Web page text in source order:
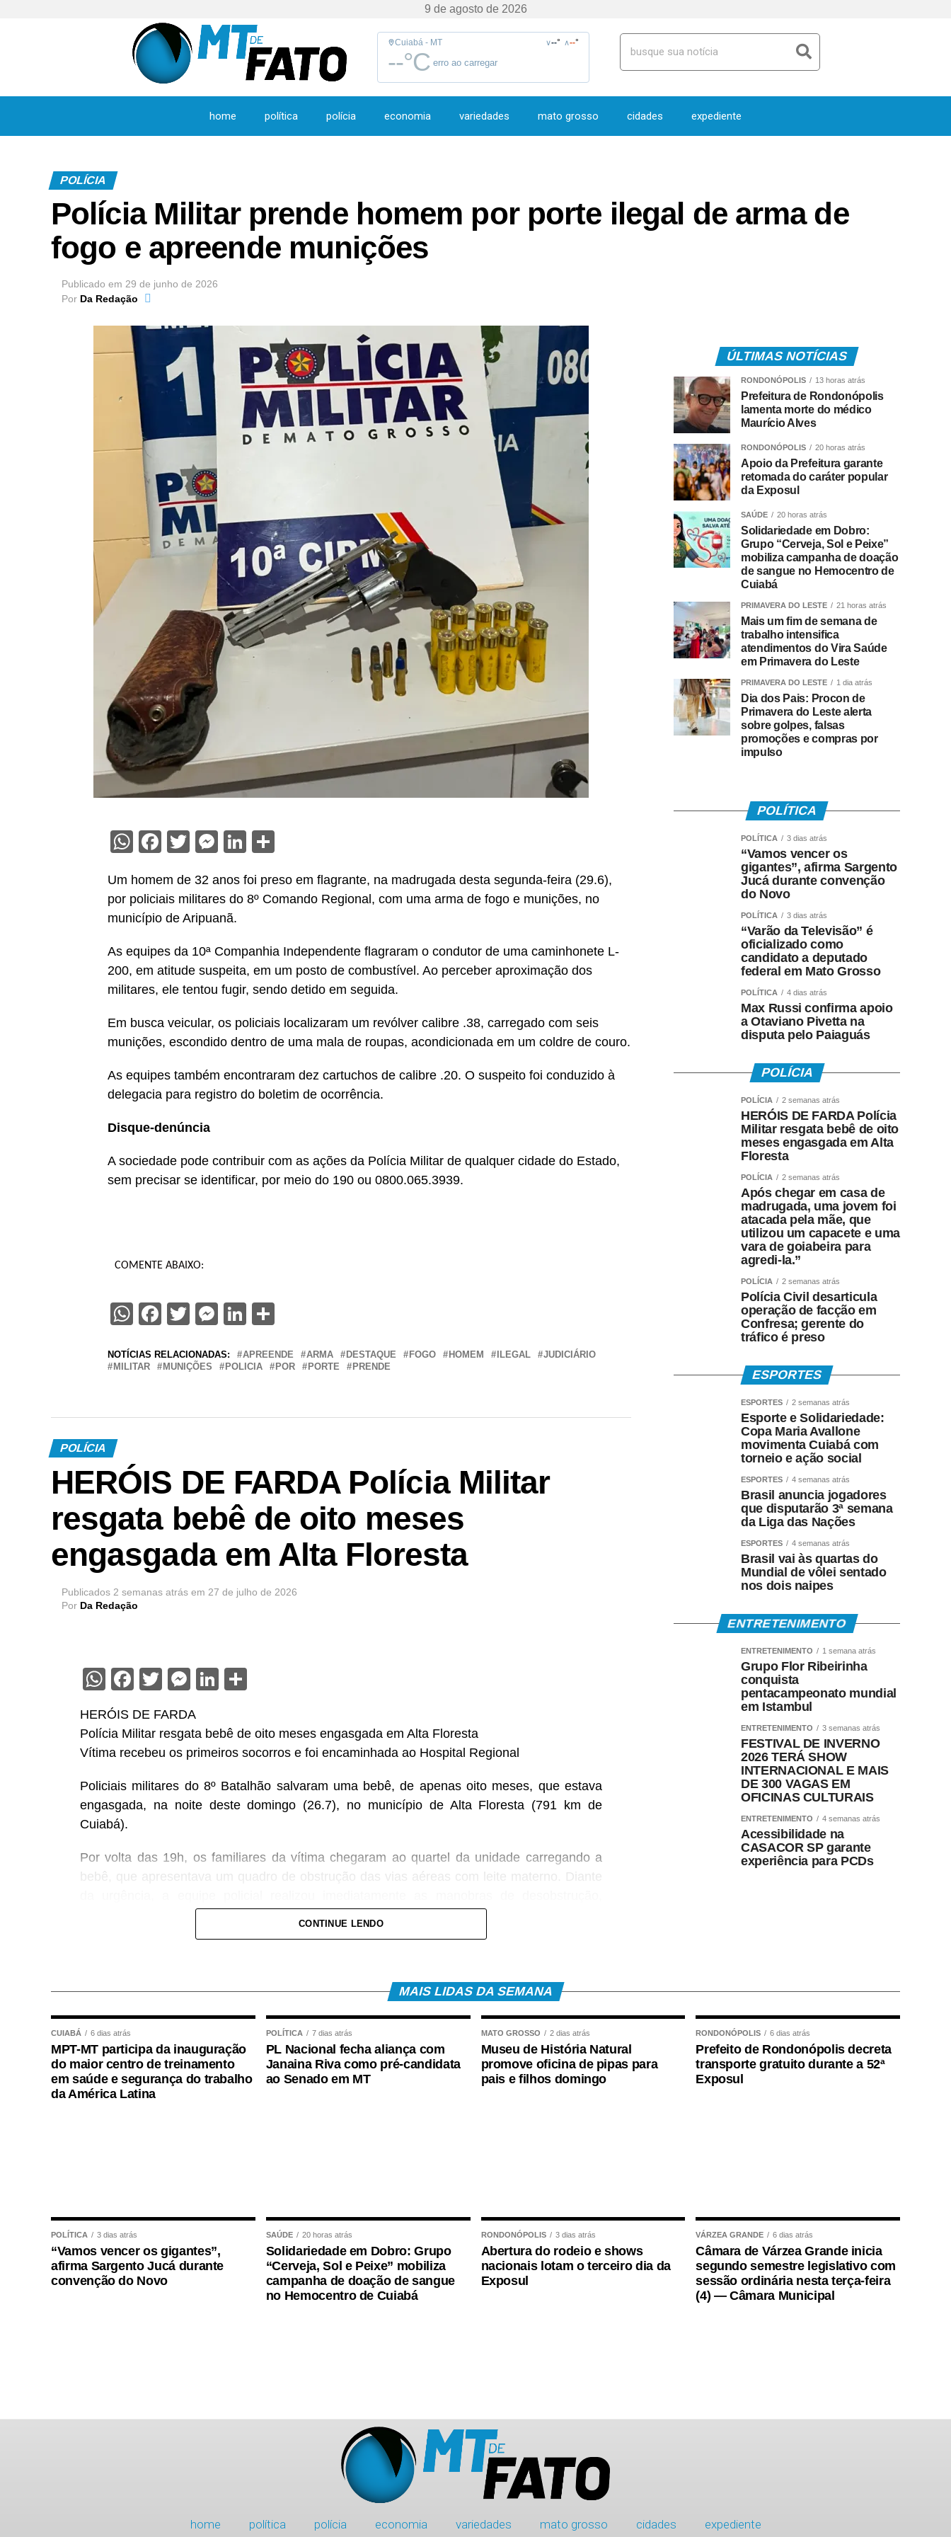
Cuiabá - MT ∨--° ∧--°
--°C erro ao carregar
home política polícia economia variedades mato grosso cidades expediente
9 de agosto de 2026
POLÍCIA
Polícia Militar prende homem por porte ilegal de arma de
fogo e apreende munições
Publicado em 29 de junho de 2026
Por Da Redação
WhatsApp
Facebook
Twitter
Messenger
LinkedIn
Um homem de 32 anos foi preso em flagrante, na madrugada desta segunda-feira (29.6),
por policiais militares do 8º Comando Regional, com uma arma de fogo e munições, no
município de Aripuanã.
As equipes da 10ª Companhia Independente flagraram o condutor de uma caminhonete L-
200, em atitude suspeita, em um posto de combustível. Ao perceber aproximação dos
militares, ele tentou fugir, sendo detido em seguida.
Em busca veicular, os policiais localizaram um revólver calibre .38, carregado com seis
munições, escondido dentro de uma mala de roupas, acondicionada em um coldre de couro.
As equipes também encontraram dez cartuchos de calibre .20. O suspeito foi conduzido à
delegacia para registro do boletim de ocorrência.
Disque-denúncia
A sociedade pode contribuir com as ações da Polícia Militar de qualquer cidade do Estado,
sem precisar se identificar, por meio do 190 ou 0800.065.3939.
COMENTE ABAIXO:
WhatsApp
Facebook
Twitter
Messenger
LinkedIn
NOTÍCIAS RELACIONADAS: APREENDE ARMA DESTAQUE FOGO HOMEM ILEGAL
JUDICIÁRIO
MILITAR
MUNIÇÕES POLICIA POR PORTE PRENDE
POLÍCIA
HERÓIS DE FARDA Polícia Militar
resgata bebê de oito meses
engasgada em Alta Floresta
Publicados 2 semanas atrás em 27 de julho de 2026
Por Da Redação
WhatsApp
Facebook
Twitter
Messenger
LinkedIn
HERÓIS DE FARDA
Polícia Militar resgata bebê de oito meses engasgada em Alta Floresta
Vítima recebeu os primeiros socorros e foi encaminhada ao Hospital Regional
Policiais militares do 8º Batalhão salvaram uma bebê, de apenas oito meses, que estava
engasgada, na noite deste domingo (26.7), no município de Alta Floresta (791 km de
Cuiabá).
Por volta das 19h, os familiares da vítima chegaram ao quartel da unidade carregando a
bebê, que apresentava um quadro de obstrução das vias aéreas com leite materno. Diante
conseguindo restabelecer a respiração da vítima.
plantão, que deu continuidade às avaliações e aos procedimentos necessários.
COMENTE ABAIXO:
WhatsApp
Facebook
Twitter
Messenger
LinkedIn
Share
CONTINUE LENDO
ÚLTIMAS NOTÍCIAS
RONDONÓPOLIS 13 horas atrás
Prefeitura de Rondonópolis
lamenta morte do médico
Maurício Alves
RONDONÓPOLIS 20 horas atrás
Apoio da Prefeitura garante
retomada do caráter popular
da Exposul
SAÚDE 20 horas atrás
Solidariedade em Dobro:
Grupo “Cerveja, Sol e Peixe”
mobiliza campanha de doação
de sangue no Hemocentro de
Cuiabá
PRIMAVERA DO LESTE 21 horas atrás
Mais um fim de semana de
trabalho intensifica
atendimentos do Vira Saúde
em Primavera do Leste
PRIMAVERA DO LESTE 1 dia atrás
Dia dos Pais: Procon de
Primavera do Leste alerta
sobre golpes, falsas
promoções e compras por
impulso
POLÍTICA
POLÍTICA 3 dias atrás
“Vamos vencer os
gigantes”, afirma Sargento
Jucá durante convenção
do Novo
POLÍTICA 3 dias atrás
“Varão da Televisão” é
oficializado como
candidato a deputado
federal em Mato Grosso
POLÍTICA 4 dias atrás
Max Russi confirma apoio
a Otaviano Pivetta na
disputa pelo Paiaguás
POLÍCIA
POLÍCIA 2 semanas atrás
HERÓIS DE FARDA Polícia
Militar resgata bebê de oito
meses engasgada em Alta
Floresta
POLÍCIA 2 semanas atrás
Após chegar em casa de
madrugada, uma jovem foi
atacada pela mãe, que
utilizou um capacete e uma
vara de goiabeira para
agredi-la.”
POLÍCIA 2 semanas atrás
Polícia Civil desarticula
operação de facção em
Confresa; gerente do
tráfico é preso
ESPORTES
ESPORTES 2 semanas atrás
Esporte e Solidariedade:
Copa Maria Avallone
movimenta Cuiabá com
torneio e ação social
ESPORTES 4 semanas atrás
Brasil anuncia jogadores
que disputarão 3ª semana
da Liga das Nações
ESPORTES 4 semanas atrás
Brasil vai às quartas do
Mundial de vôlei sentado
nos dois naipes
ENTRETENIMENTO
ENTRETENIMENTO 1 semana atrás
Grupo Flor Ribeirinha
conquista
pentacampeonato mundial
em Istambul
ENTRETENIMENTO 3 semanas atrás
FESTIVAL DE INVERNO
2026 TERÁ SHOW
INTERNACIONAL E MAIS
DE 300 VAGAS EM
OFICINAS CULTURAIS
ENTRETENIMENTO 4 semanas atrás
Acessibilidade na
CASACOR SP garante
experiência para PCDs
MAIS LIDAS DA SEMANA
CUIABÁ 6 dias atrás
MPT-MT participa da inauguração
do maior centro de treinamento
em saúde e segurança do trabalho
da América Latina
POLÍTICA 7 dias atrás
PL Nacional fecha aliança com
Janaina Riva como pré-candidata
ao Senado em MT
MATO GROSSO 2 dias atrás
Museu de História Natural
promove oficina de pipas para
pais e filhos domingo
RONDONÓPOLIS 6 dias atrás
Prefeito de Rondonópolis decreta
transporte gratuito durante a 52ª
Exposul
POLÍTICA 3 dias atrás
“Vamos vencer os gigantes”,
afirma Sargento Jucá durante
convenção do Novo
SAÚDE 20 horas atrás
Solidariedade em Dobro: Grupo
“Cerveja, Sol e Peixe” mobiliza
campanha de doação de sangue
no Hemocentro de Cuiabá
RONDONÓPOLIS 3 dias atrás
Abertura do rodeio e shows
nacionais lotam o terceiro dia da
Exposul
VÁRZEA GRANDE 6 dias atrás
Câmara de Várzea Grande inicia
segundo semestre legislativo com
sessão ordinária nesta terça-feira
(4) — Câmara Municipal
home política polícia economia variedades mato grosso cidades expediente